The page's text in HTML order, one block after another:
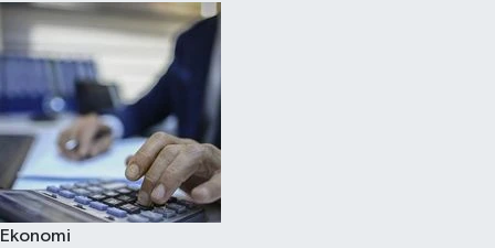
Ekonomi